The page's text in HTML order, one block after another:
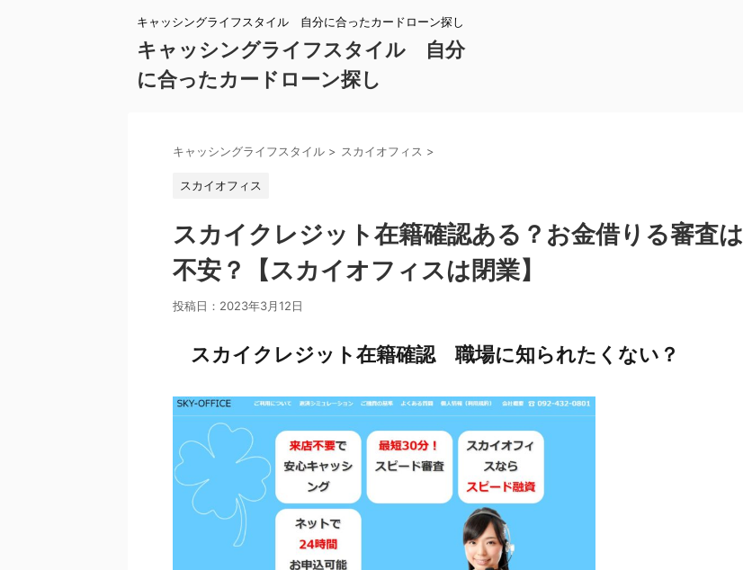
キャッシングライフスタイル 自分に合ったカードローン探し
キャッシングライフスタイル 自分
に合ったカードローン探し
キャッシングライフスタイル > スカイオフィス >
スカイオフィス
スカイクレジット在籍確認ある？お金借りる審査は
不安？【スカイオフィスは閉業】
投稿日： 2023年3月12日
スカイクレジット在籍確認 職場に知られたくない？